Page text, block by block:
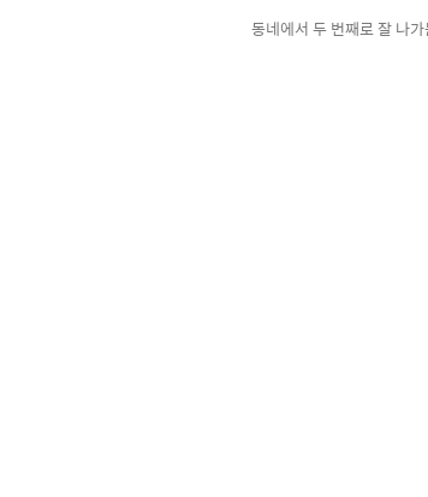
동네에서 두 번째로 잘 나